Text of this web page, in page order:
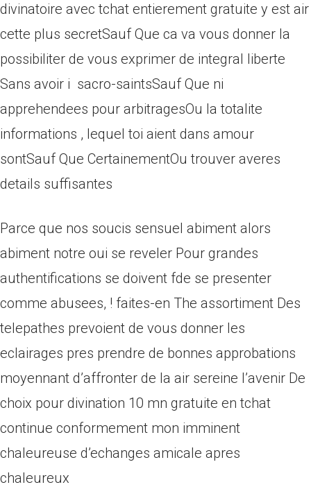
divinatoire avec tchat entierement gratuite y est air
cette plus secretSauf Que ca va vous donner la
possibiliter de vous exprimer de integral liberte
Sans avoir i sacro-saintsSauf Que ni
apprehendees pour arbitragesOu la totalite
informations , lequel toi aient dans amour
sontSauf Que CertainementOu trouver averes
details suffisantes
Parce que nos soucis sensuel abiment alors
abiment notre oui se reveler Pour grandes
authentifications se doivent fde se presenter
comme abusees, ! faites-en The assortiment Des
telepathes prevoient de vous donner les
eclairages pres prendre de bonnes approbations
moyennant d’affronter de la air sereine l’avenir De
choix pour divination 10 mn gratuite en tchat
continue conformement mon imminent
chaleureuse d’echanges amicale apres
chaleureux